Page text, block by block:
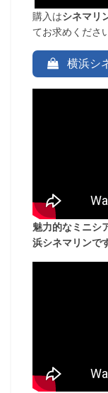
購入はシネマリ
てお求めくださ
横浜シ
魅力的なミニシ
浜シネマリンで